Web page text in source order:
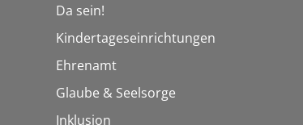
Da sein!
Kindertageseinrichtungen
Ehrenamt
Glaube & Seelsorge
Inklusion